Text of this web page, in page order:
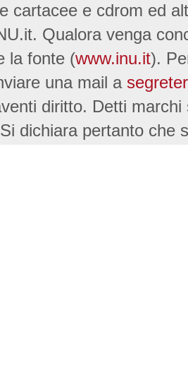
cartacee e cdrom ed
Qualora venga
la fonte (www.inu.it).
una mail a
diritto. Detti
dichiara pertanto che